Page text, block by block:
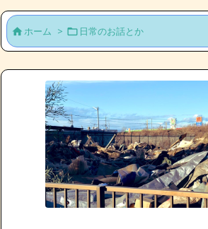
ホーム >  日常のお話とか